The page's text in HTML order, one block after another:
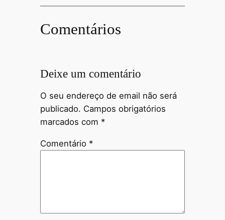
Comentários
Deixe um comentário
O seu endereço de email não será
publicado. Campos obrigatórios
marcados com *
Comentário *